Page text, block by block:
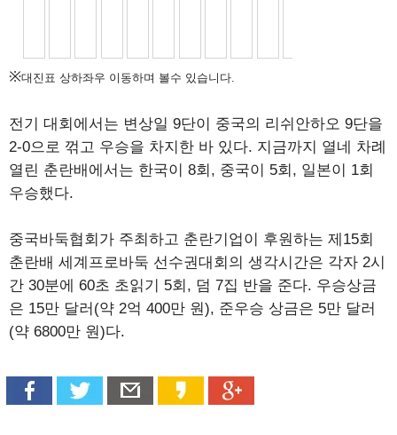
※대진표 상하좌우 이동하며 볼수 있습니다.
전기 대회에서는 변상일 9단이 중국의 리쉬안하오 9단을
2-0으로 꺾고 우승을 차지한 바 있다. 지금까지 열네 차례
열린 춘란배에서는 한국이 8회, 중국이 5회, 일본이 1회
우승했다.
중국바둑협회가 주최하고 춘란기업이 후원하는 제15회
춘란배 세계프로바둑 선수권대회의 생각시간은 각자 2시
간 30분에 60초 초읽기 5회, 덤 7집 반을 준다. 우승상금
은 15만 달러(약 2억 400만 원), 준우승 상금은 5만 달러
(약 6800만 원)다.